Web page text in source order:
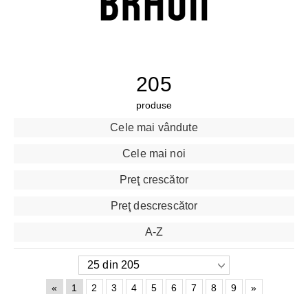
205
produse
Cele mai vândute
Cele mai noi
Preţ crescător
Preţ descrescător
A-Z
« 1 2 3 4 5 6 7 8 9 »